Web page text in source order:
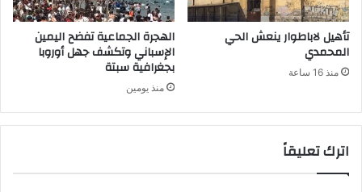
تأهيل لاباطوار ينعش الحي
المحمدي
منذ 16 ساعة
الهجرة الجماعية تفضح اليمين
الإسباني وتكشف جهل أوروبا
بجغرافية سبتة
منذ يومين
اترك تعليقاً